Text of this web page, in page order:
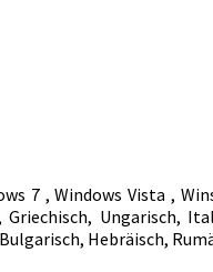
7 , Windows Vista ,
Ungarisch,
Hebräisch,